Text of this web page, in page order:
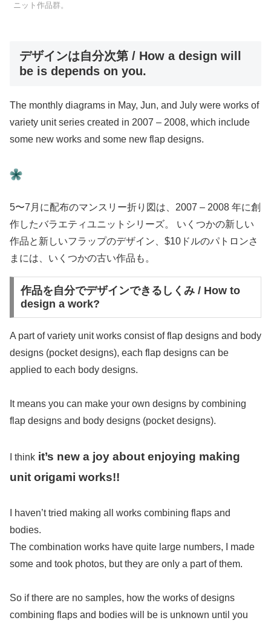
ニット作品群。
デザインは自分次第 / How a design will
be is depends on you.
The monthly diagrams in May, Jun, and July were works of
variety unit series created in 2007 – 2008, which include
some new works and some new flap designs.
5〜7月に配布のマンスリー折り図は、2007 – 2008 年に創
作したバラエティユニットシリーズ。 いくつかの新しい
作品と新しいフラップのデザイン、$10ドルのパトロンさ
まには、いくつかの古い作品も。
作品を自分でデザインできるしくみ / How to
design a work?
A part of variety unit works consist of flap designs and body
designs (pocket designs), each flap designs can be
applied to each body designs.
It means you can make your own designs by combining
flap designs and body designs (pocket designs).
I think it’s new a joy about enjoying making
unit origami works!!
I haven’t tried making all works combining flaps and
bodies.
The combination works have quite large numbers, I made
some and took photos, but they are only a part of them.
So if there are no samples, how the works of designs
combining flaps and bodies will be is unknown until you